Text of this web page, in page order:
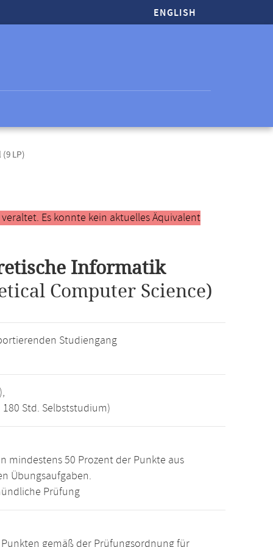
ENGLISH
LP)
Es konnte kein aktuelles Äquivalent
Informatik
Computer Science)
Studiengang
Std. Selbststudium)
mindestens 50 Prozent der Punkte aus
Übungsaufgaben.
Prüfung
gemäß der Prüfungsordnung für